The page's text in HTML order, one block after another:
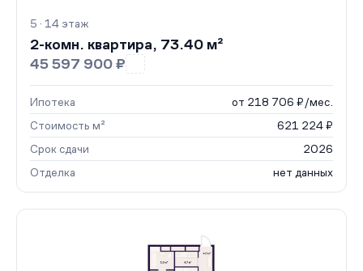
5 · 14 этаж
2-комн. квартира, 73.40 м²
45 597 900 ₽
Ипотека
от 218 706 ₽/мес.
Стоимость м²
621 224 ₽
Срок сдачи
2026
Отделка
нет данных